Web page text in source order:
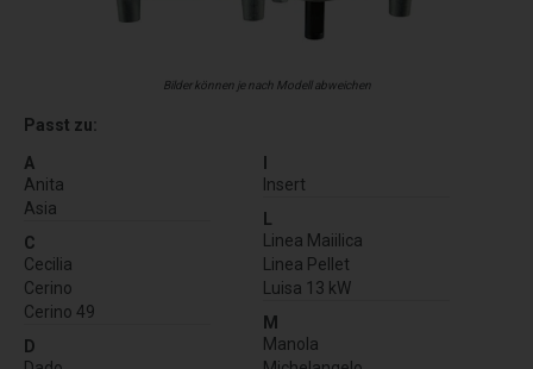
Bilder können je nach Modell abweichen
Passt zu:
A
Anita
Asia
C
Cecilia
Cerino
Cerino 49
D
Insert
L
Linea Maiilica
Linea Pellet
Luisa 13 kW
M
Manola